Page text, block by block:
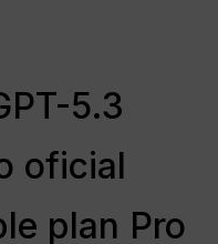
5.3
oficial
plan Pro